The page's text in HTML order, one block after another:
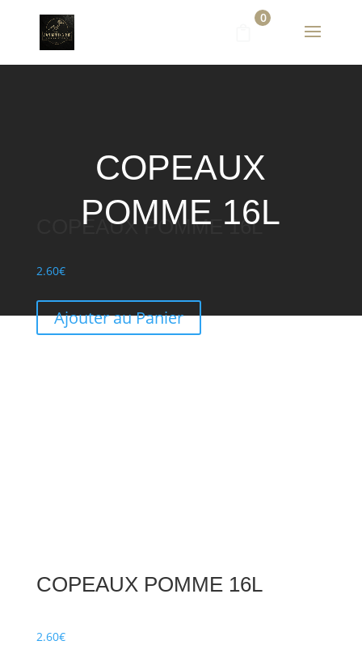
0
COPEAUX
POMME 16L
COPEAUX POMME 16L
2.60€
Ajouter au Panier
COPEAUX POMME 16L
2.60€